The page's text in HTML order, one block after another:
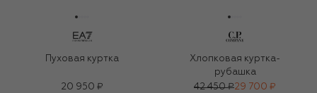
Пуховая куртка
20 950 ₽
Хлопковая куртка-
рубашка
42 450 ₽29 700 ₽